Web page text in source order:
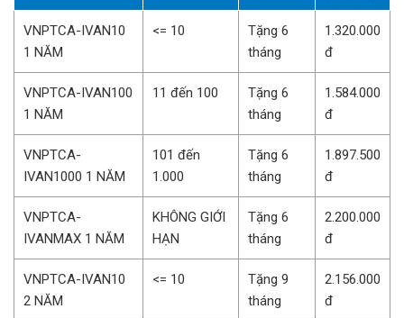
VNPTCA-IVAN10
1 NĂM
<= 10
Tặng 6
tháng
1.320.000
đ
VNPTCA-IVAN100
1 NĂM
11 đến 100
Tặng 6
tháng
1.584.000
đ
VNPTCA-
IVAN1000 1 NĂM
101 đến
1.000
Tặng 6
tháng
1.897.500
đ
VNPTCA-
IVANMAX 1 NĂM
KHÔNG GIỚI
HẠN
Tặng 6
tháng
2.200.000
đ
VNPTCA-IVAN10
2 NĂM
<= 10
Tặng 9
tháng
2.156.000
đ